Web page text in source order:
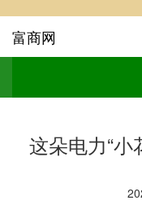
富商网
这朵电力“小